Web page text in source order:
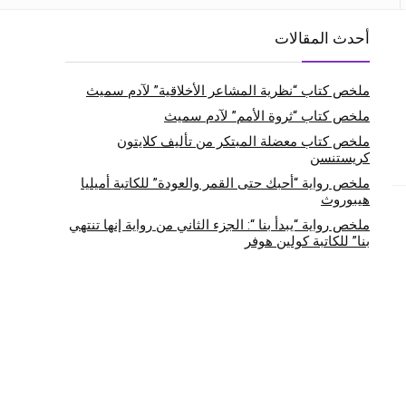
أحدث المقالات
ملخص كتاب “نظرية المشاعر الأخلاقية” لآدم سميث
ملخص كتاب “ثروة الأمم” لآدم سميث
ملخص كتاب معضلة المبتكر من تأليف كلايتون
كريستنسن
ملخص رواية “أحبك حتى القمر والعودة” للكاتبة أميليا
هيبوروث
ملخص رواية “يبدأ بنا “: الجزء الثاني من رواية إنها تنتهي
بنا” للكاتبة كولين هوفر